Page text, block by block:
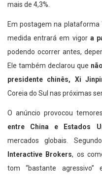
mais de 4,3%.
Em postagem na plataforma
medida entrará em vigor a
podendo ocorrer antes,
Ele também declarou que
presidente chinês, Xi
Coreia do Sul nas próximas
O anúncio provocou
entre China e Estados
mercados globais.
Interactive Brokers, os
tom “bastante agressivo”